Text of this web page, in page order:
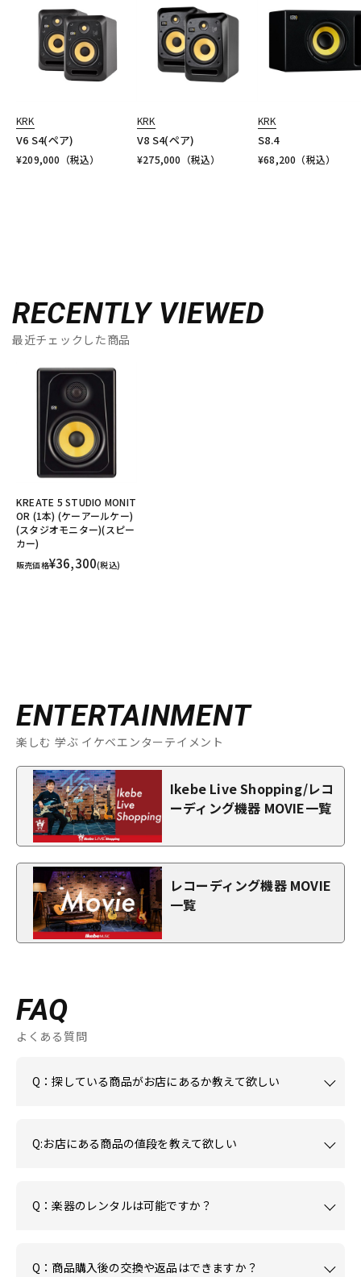
KRK
V6 S4(ペア)
¥209,000 （税込）
KRK
V8 S4(ペア)
¥275,000 （税込）
KRK
S8.4
¥68,200 （税込）
RECENTLY VIEWED
最近チェックした商品
KREATE 5 STUDIO MONIT
OR (1本) (ケーアールケー)
(スタジオモニター)(スピー
カー)
販売価格¥36,300(税込)
ENTERTAINMENT
楽しむ 学ぶ イケベエンターテイメント
Ikebe Live Shopping/レコ
ーディング機器 MOVIE一覧
レコーディング機器 MOVIE
一覧
FAQ
よくある質問
Q：探している商品がお店にあるか教えて欲しい
Q:お店にある商品の値段を教えて欲しい
Q：楽器のレンタルは可能ですか？
Q：商品購入後の交換や返品はできますか？